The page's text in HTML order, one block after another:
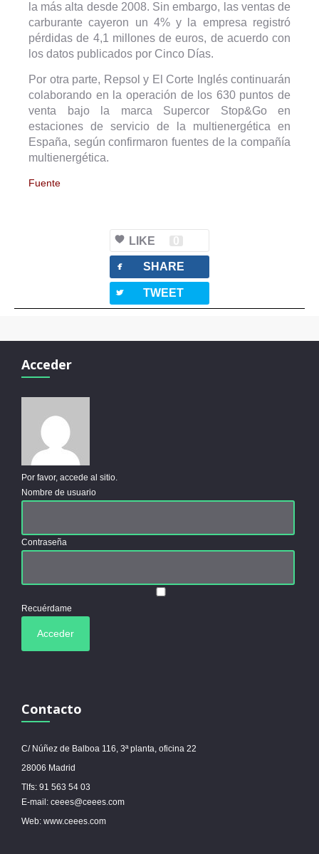
la más alta desde 2008. Sin embargo, las ventas de
carburante cayeron un 4% y la empresa registró
pérdidas de 4,1 millones de euros, de acuerdo con
los datos publicados por Cinco Días.
Por otra parte, Repsol y El Corte Inglés continuarán
colaborando en la operación de los 630 puntos de
venta bajo la marca Supercor Stop&Go en
estaciones de servicio de la multienergética en
España, según confirmaron fuentes de la compañía
multienergética.
Fuente
LIKE 0
facebook SHARE
twitterbird TWEET
Acceder
Por favor, accede al sitio.
Nombre de usuario
Contraseña
Recuérdame
Contacto
C/ Núñez de Balboa 116, 3ª planta, oficina 22
28006 Madrid
Tlfs: 91 563 54 03
E-mail: ceees@ceees.com
Web: www.ceees.com